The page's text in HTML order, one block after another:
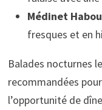
Médinet
fresques et en
Balades nocturnes
recommandées
l’opportunité de